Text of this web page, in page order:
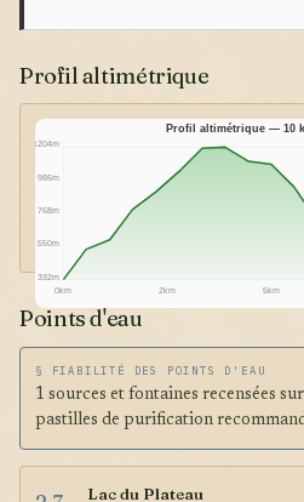
Profil altimétrique
332m
550m
768m
986m
1204m
0km 2km 5km
Profil altimétrique — 10
Points d'eau
§ FIABILITÉ DES POINTS D'EAU
1 sources et fontaines recensées
pastilles de purification
Lac du Plateau